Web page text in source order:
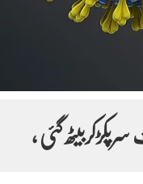
سرپکڑکربیٹھ گئی ،